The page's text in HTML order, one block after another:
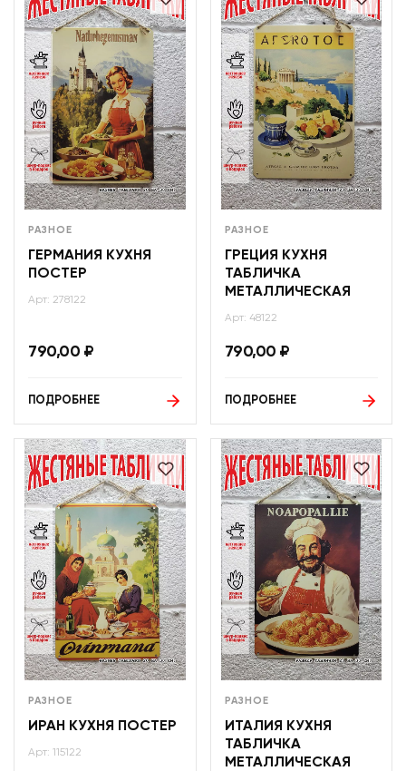
РАЗНОЕ
ГЕРМАНИЯ КУХНЯ
ПОСТЕР
Арт: 278122
790,00 ₽
ПОДРОБНЕЕ
РАЗНОЕ
ГРЕЦИЯ КУХНЯ
ТАБЛИЧКА
МЕТАЛЛИЧЕСКАЯ
Арт: 48122
790,00 ₽
ПОДРОБНЕЕ
РАЗНОЕ
ИРАН КУХНЯ ПОСТЕР
Арт: 115122
РАЗНОЕ
ИТАЛИЯ КУХНЯ
ТАБЛИЧКА
МЕТАЛЛИЧЕСКАЯ